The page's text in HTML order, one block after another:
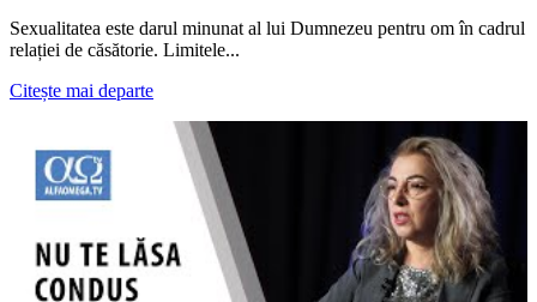
Sexualitatea este darul minunat al lui Dumnezeu pentru om în cadrul
relației de căsătorie. Limitele...
Citește mai departe